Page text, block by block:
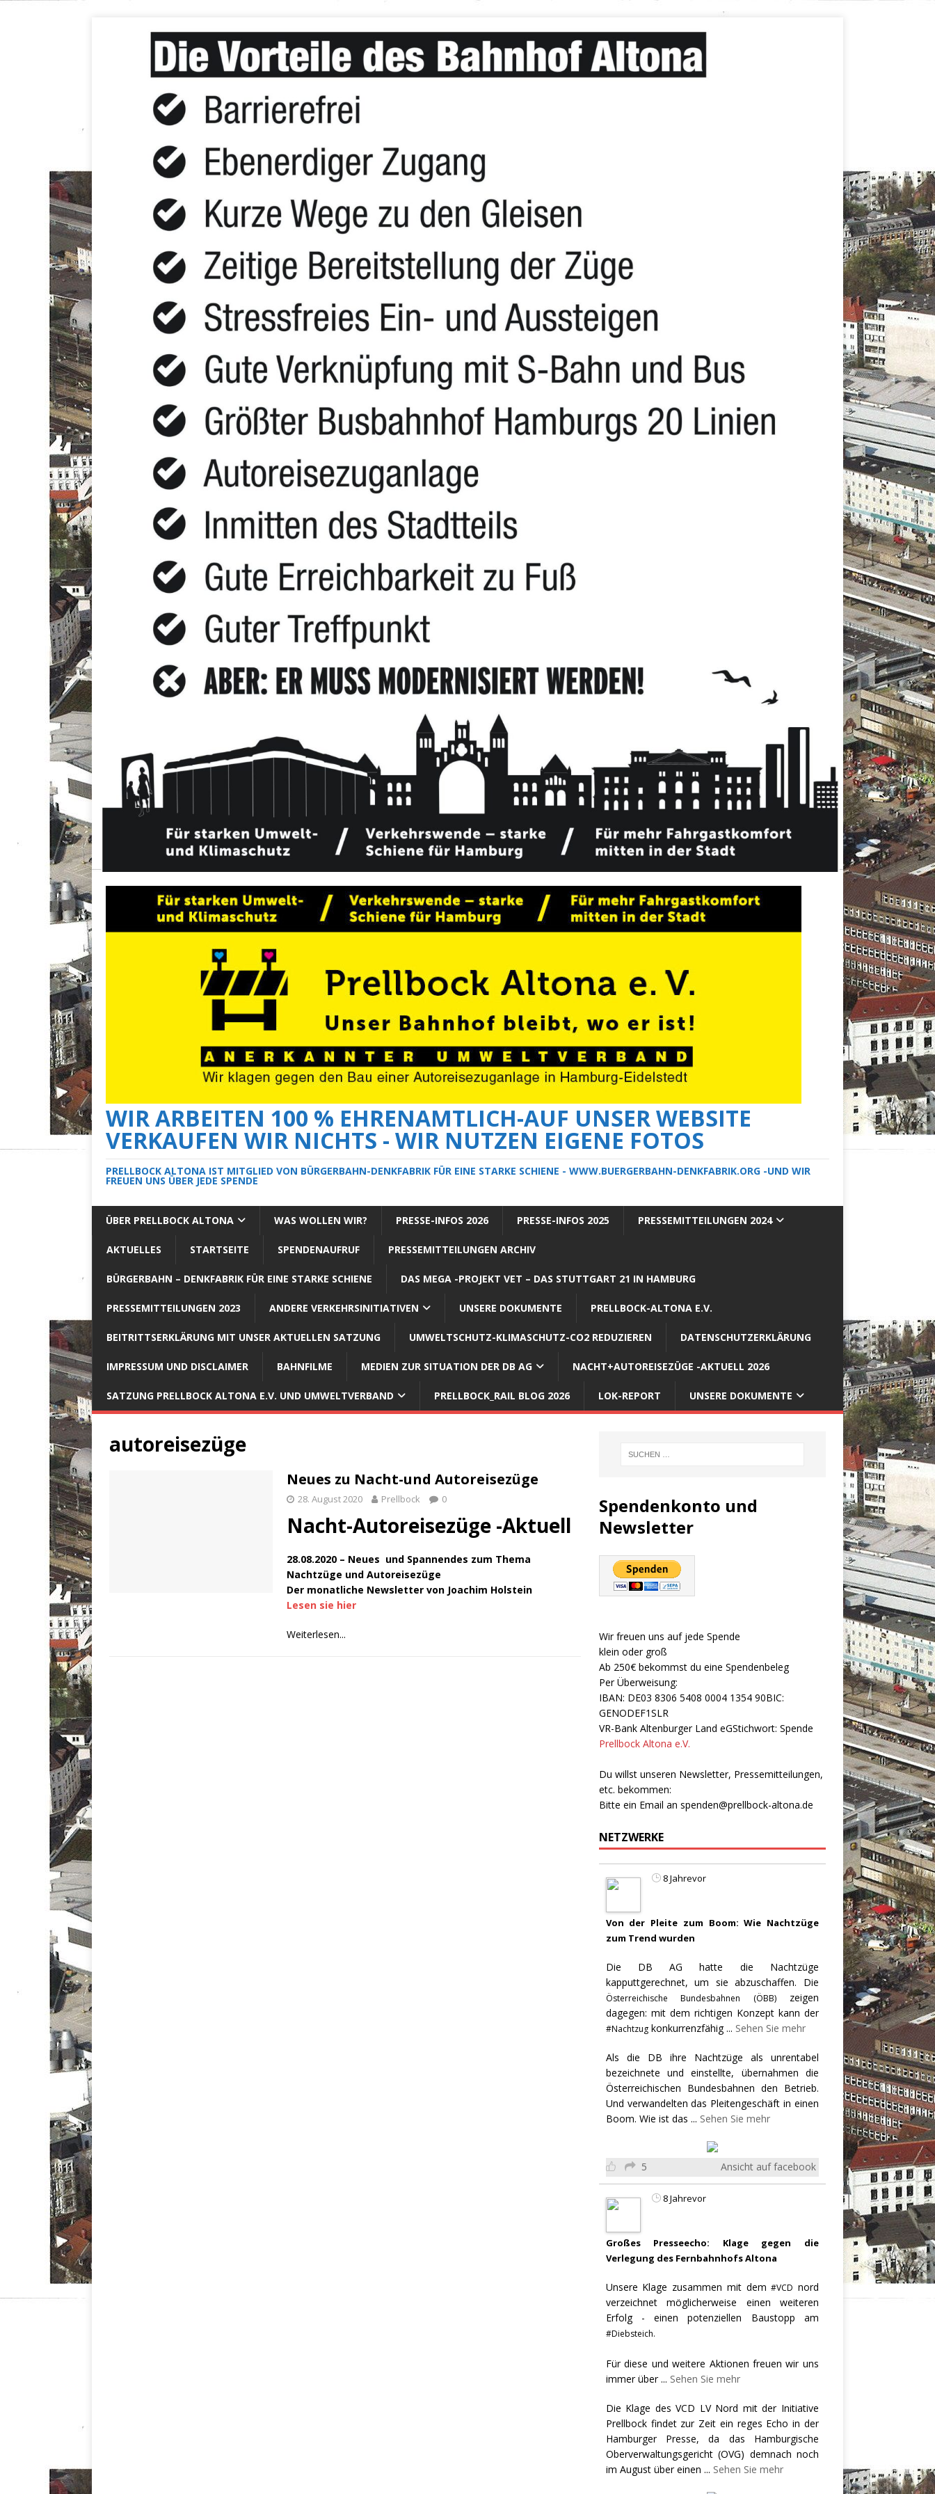
WIR ARBEITEN 100 % EHRENAMTLICH-AUF UNSER WEBSITE
VERKAUFEN WIR NICHTS - WIR NUTZEN EIGENE FOTOS
PRELLBOCK ALTONA IST MITGLIED VON BÜRGERBAHN-DENKFABRIK FÜR EINE STARKE SCHIENE - WWW.BUERGERBAHN-DENKFABRIK.ORG -UND WIR
FREUEN UNS ÜBER JEDE SPENDE
ÜBER PRELLBOCK ALTONA WAS WOLLEN WIR? PRESSE-INFOS 2026 PRESSE-INFOS 2025 PRESSEMITTEILUNGEN 2024
AKTUELLES STARTSEITE SPENDENAUFRUF PRESSEMITTEILUNGEN ARCHIV
BÜRGERBAHN – DENKFABRIK FÜR EINE STARKE SCHIENE DAS MEGA -PROJEKT VET – DAS STUTTGART 21 IN HAMBURG
PRESSEMITTEILUNGEN 2023 ANDERE VERKEHRSINITIATIVEN UNSERE DOKUMENTE PRELLBOCK-ALTONA E.V.
BEITRITTSERKLÄRUNG MIT UNSER AKTUELLEN SATZUNG UMWELTSCHUTZ-KLIMASCHUTZ-CO2 REDUZIEREN DATENSCHUTZERKLÄRUNG
IMPRESSUM UND DISCLAIMER BAHNFILME MEDIEN ZUR SITUATION DER DB AG NACHT+AUTOREISEZÜGE -AKTUELL 2026
SATZUNG PRELLBOCK ALTONA E.V. UND UMWELTVERBAND PRELLBOCK_RAIL BLOG 2026 LOK-REPORT UNSERE DOKUMENTE
autoreisezüge
Neues zu Nacht-und Autoreisezüge
28. August 2020 Prellbock 0
Nacht-Autoreisezüge -Aktuell
28.08.2020 – Neues und Spannendes zum Thema
Nachtzüge und Autoreisezüge
Der monatliche Newsletter von Joachim Holstein
Lesen sie hier
Weiterlesen...
Spendenkonto und
Newsletter
Wir freuen uns auf jede Spende
klein oder groß
Ab 250€ bekommst du eine Spendenbeleg
Per Überweisung:
IBAN: DE03 8306 5408 0004 1354 90BIC:
GENODEF1SLR
VR-Bank Altenburger Land eGStichwort: Spende
Prellbock Altona e.V.
Du willst unseren Newsletter, Pressemitteilungen,
etc. bekommen:
Bitte ein Email an spenden@prellbock-altona.de
NETZWERKE
8 Jahrevor
Von der Pleite zum Boom: Wie Nachtzüge
zum Trend wurden
Die DB AG hatte die Nachtzüge
kapputtgerechnet, um sie abzuschaffen. Die
Österreichische Bundesbahnen (ÖBB)zeigen
dagegen: mit dem richtigen Konzept kann der
#Nachtzugkonkurrenzfähig... Sehen Sie mehr
Als die DB ihre Nachtzüge als unrentabel
bezeichnete und einstellte, übernahmen die
Österreichischen Bundesbahnen den Betrieb.
Und verwandelten das Pleitengeschäft in einen
Boom. Wie ist das ... Sehen Sie mehr
5 Ansicht auf facebook
8 Jahrevor
Großes Presseecho: Klage gegen die
Verlegung des Fernbahnhofs Altona
Unsere Klage zusammen mit dem#VCD nord
verzeichnet möglicherweise einen weiteren
Erfolg - einen potenziellen Baustopp am
#Diebsteich.
Für diese und weitere Aktionen freuen wir uns
immer über... Sehen Sie mehr
Die Klage des VCD LV Nord mit der Initiative
Prellbock findet zur Zeit ein reges Echo in der
Hamburger Presse, da das Hamburgische
Oberverwaltungsgericht (OVG) demnach noch
im August über einen ... Sehen Sie mehr